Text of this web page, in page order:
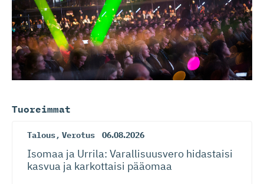
Tuoreimmat
Talous, Verotus 06.08.2026
Isomaa ja Urrila: Varallisuusvero hidastaisi
kasvua ja karkottaisi pääomaa